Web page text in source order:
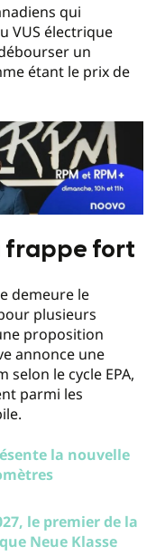
qui
VUS électrique
un
étant le prix de
frappe fort
demeure le
plusieurs
proposition
annonce une
le cycle EPA,
parmi les
la nouvelle
le premier de la
Neue Klasse